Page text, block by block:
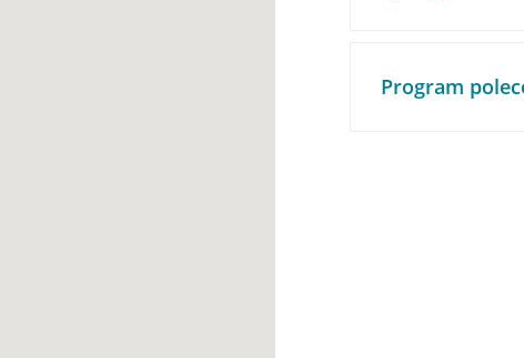
Program